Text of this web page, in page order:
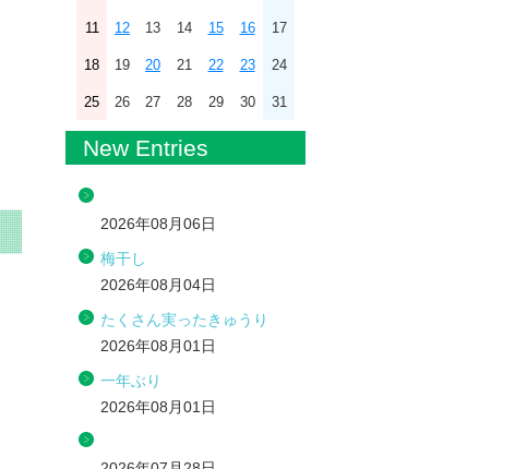
11 12 13 14 15 16 17
18 19 20 21 22 23 24
25 26 27 28 29 30 31
New Entries
2026年08月06日
梅干し
2026年08月04日
たくさん実ったきゅうり
2026年08月01日
一年ぶり
2026年08月01日